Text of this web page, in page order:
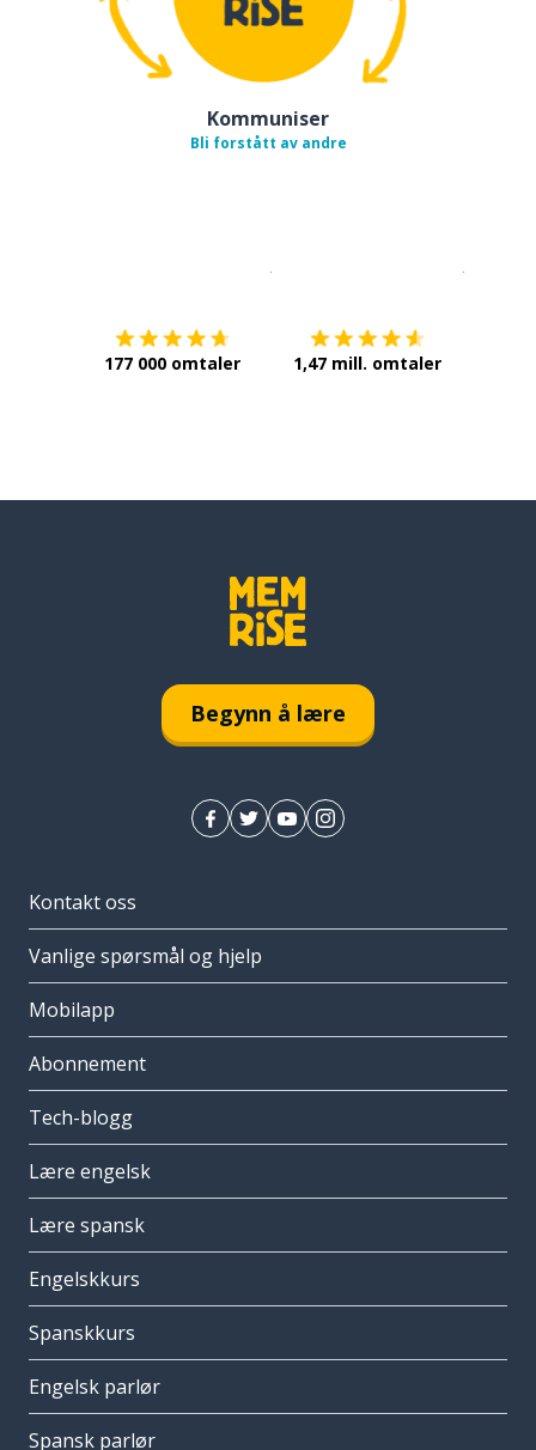
Kommuniser
Bli forstått av andre
177 000 omtaler 1,47 mill. omtaler
Begynn å lære
Kontakt oss
Vanlige spørsmål og hjelp
Mobilapp
Abonnement
Tech-blogg
Lære engelsk
Lære spansk
Engelskkurs
Spanskkurs
Engelsk parlør
Spansk parlør